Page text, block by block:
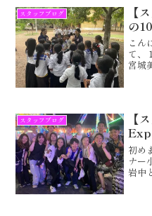
スタッフブログ
【
の
こん
て、
宮城
スタッフブログ
【
初め
ナー
岩中